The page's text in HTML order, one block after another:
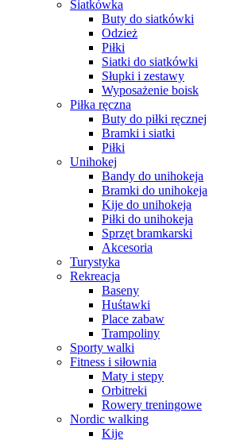
Siatkówka
Buty do siatkówki
Odzież
Piłki
Siatki do siatkówki
Słupki i zestawy
Wyposażenie boisk
Piłka ręczna
Buty do piłki ręcznej
Bramki i siatki
Piłki
Unihokej
Bandy do unihokeja
Bramki do unihokeja
Kije do unihokeja
Piłki do unihokeja
Sprzęt bramkarski
Akcesoria
Turystyka
Rekreacja
Baseny
Huśtawki
Place zabaw
Trampoliny
Sporty walki
Fitness i siłownia
Maty i stepy
Orbitreki
Rowery treningowe
Nordic walking
Kije